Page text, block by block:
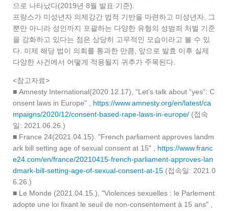
으로 나타났다(2019년 8월 발표 기준).
프랑스가 미성년자 의제강간 법적 기반을 마련하고 미성년자, 그
뿐만 아니라 성인까지 포괄하는 다양한 유형의 성범죄 처벌 기준
을 강화하고 있다는 점은 상당히 고무적인 모습이라고 볼 수 있
다. 이제 해당 법이 의회를 통과한 만큼, 앞으로 발효 이후 실제
다양한 사건에서 어떻게 적용될지 귀추가 주목된다.
<참고자료>
■ Amnesty International(2020.12.17), "Let’s talk about “yes”: C
onsent laws in Europe" , https://www.amnesty.org/en/latest/ca
mpaigns/2020/12/consent-based-rape-laws-in-europe/ (접속
일: 2021.06.26.)
■ France 24(2021.04.15). "French parliament approves landm
ark bill setting age of sexual consent at 15" , https://www.franc
e24.com/en/france/20210415-french-parliament-approves-lan
dmark-bill-setting-age-of-sexual-consent-at-15 (접속일: 2021.0
6.26.)
■ Le Monde (2021.04.15.), "Violences sexuelles : le Parlement
adopte une loi fixant le seuil de non-consentement à 15 ans" ,